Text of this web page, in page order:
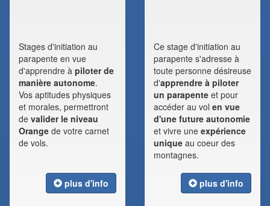
Stages d'initiation au
parapente en vue
d'apprendre à piloter de
manière autonome.
Vos aptitudes physiques
et morales, permettront
de valider le niveau
Orange de votre carnet
de vols.
plus d'info
Ce stage d'initiation au
parapente s'adresse à
toute personne désireuse
d'apprendre à piloter
un parapente et pour
accéder au vol en vue
d'une future autonomie
et vivre une expérience
unique au coeur des
montagnes.
plus d'info